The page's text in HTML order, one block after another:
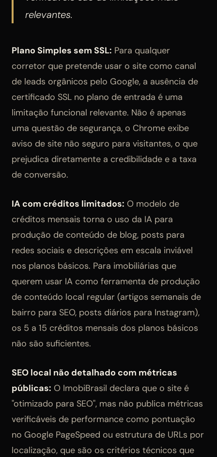
relevantes.
Plano Simples sem SSL: Para qualquer
corretor que pretende usar o site como canal
de leads orgânicos pelo Google, a ausência de
certificado SSL no plano de entrada é uma
limitação funcional relevante. Não é apenas
uma questão de segurança, o Chrome exibe
aviso de site não seguro para visitantes, o que
prejudica diretamente a credibilidade e a taxa
de conversão.
IA com créditos limitados: O modelo de
créditos mensais torna o uso da IA para
produção de conteúdo de blog, posts para
redes sociais e descrições em escala inviável
nos planos básicos. Para imobiliárias que
querem usar IA como ferramenta de produção
de conteúdo local regular (artigos semanais de
bairro para SEO, posts diários para Instagram),
os 5 a 15 créditos mensais dos planos básicos
não são suficientes.
SEO local não detalhado com métricas
públicas: O ImobiBrasil declara que o site é
"otimizado para SEO", mas não publica métricas
verificáveis de performance como pontuação
no Google PageSpeed ou estrutura de URLs por
localização, que são os critérios técnicos que